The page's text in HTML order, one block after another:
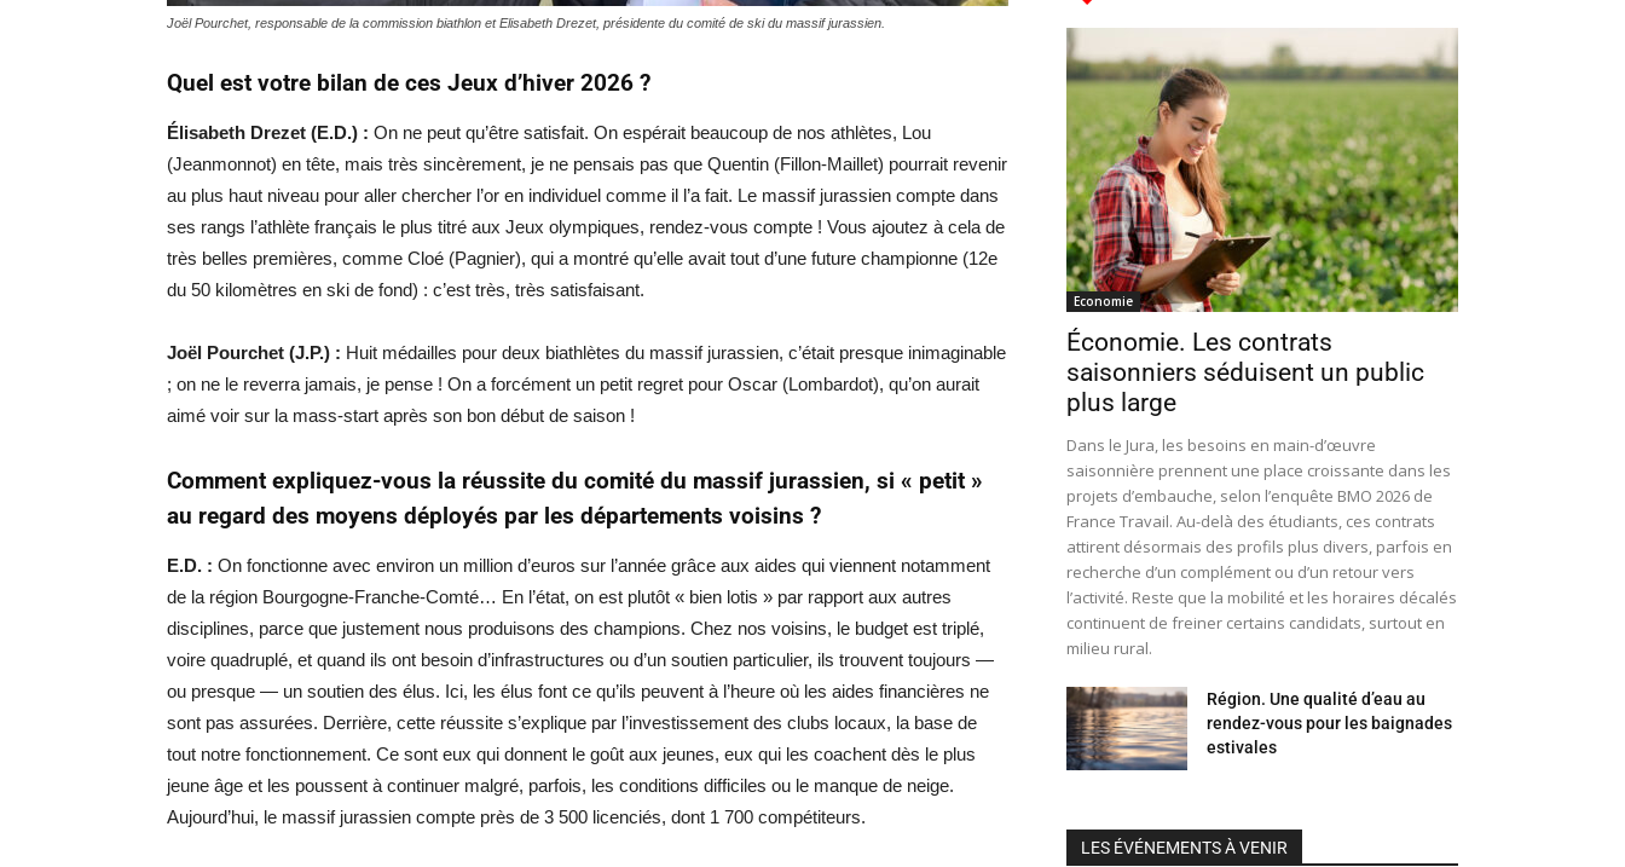
Joël Pourchet, responsable de la commission biathlon et Elisabeth Drezet, présidente du comité de ski du massif jurassien.
Quel est votre bilan de ces Jeux d’hiver 2026 ?
Élisabeth Drezet (E.D.) : On ne peut qu’être satisfait. On espérait beaucoup de nos athlètes, Lou
(Jeanmonnot) en tête, mais très sincèrement, je ne pensais pas que Quentin (Fillon-Maillet) pourrait revenir
au plus haut niveau pour aller chercher l’or en individuel comme il l’a fait. Le massif jurassien compte dans
ses rangs l’athlète français le plus titré aux Jeux olympiques, rendez-vous compte ! Vous ajoutez à cela de
très belles premières, comme Cloé (Pagnier), qui a montré qu’elle avait tout d’une future championne (12e
du 50 kilomètres en ski de fond) : c’est très, très satisfaisant.
Joël Pourchet (J.P.) : Huit médailles pour deux biathlètes du massif jurassien, c’était presque inimaginable
; on ne le reverra jamais, je pense ! On a forcément un petit regret pour Oscar (Lombardot), qu’on aurait
aimé voir sur la mass-start après son bon début de saison !
Comment expliquez-vous la réussite du comité du massif jurassien, si « petit »
au regard des moyens déployés par les départements voisins ?
E.D. : On fonctionne avec environ un million d’euros sur l’année grâce aux aides qui viennent notamment
de la région Bourgogne-Franche-Comté… En l’état, on est plutôt « bien lotis » par rapport aux autres
disciplines, parce que justement nous produisons des champions. Chez nos voisins, le budget est triplé,
voire quadruplé, et quand ils ont besoin d’infrastructures ou d’un soutien particulier, ils trouvent toujours —
ou presque — un soutien des élus. Ici, les élus font ce qu’ils peuvent à l’heure où les aides financières ne
sont pas assurées. Derrière, cette réussite s’explique par l’investissement des clubs locaux, la base de
tout notre fonctionnement. Ce sont eux qui donnent le goût aux jeunes, eux qui les coachent dès le plus
jeune âge et les poussent à continuer malgré, parfois, les conditions difficiles ou le manque de neige.
Aujourd’hui, le massif jurassien compte près de 3 500 licenciés, dont 1 700 compétiteurs.
Economie
Économie. Les contrats
saisonniers séduisent un public
plus large
Dans le Jura, les besoins en main-d’œuvre
saisonnière prennent une place croissante dans les
projets d’embauche, selon l’enquête BMO 2026 de
France Travail. Au-delà des étudiants, ces contrats
attirent désormais des profils plus divers, parfois en
recherche d’un complément ou d’un retour vers
l’activité. Reste que la mobilité et les horaires décalés
continuent de freiner certains candidats, surtout en
milieu rural.
Région. Une qualité d’eau au
rendez-vous pour les baignades
estivales
LES ÉVÉNEMENTS À VENIR